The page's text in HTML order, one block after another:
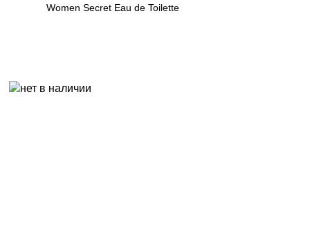
Women Secret Eau de Toilette